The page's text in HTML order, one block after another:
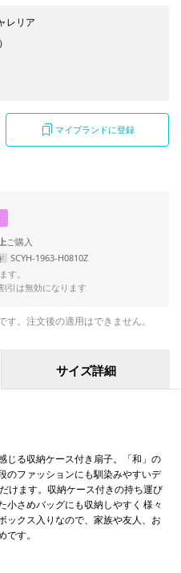
レリア
マイブランドに登録
SCYH-1963-H0810Z
す。
引は無効になります
。注文後の適用はできません。
サイズ詳細
じる収納ケース付き扇子。「和」の
のファッションにも馴染みやすいデ
けます。収納ケース付きの持ち運び
小さめバッグにも収納しやすく 様々
ックス入りなので、家族や友人、お
す。